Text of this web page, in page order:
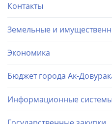
Контакты
Земельные и
Экономика
Бюджет города Ак-
Информационные системы